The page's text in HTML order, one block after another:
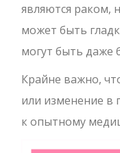
являются раком,
может быть
могут быть даже
Крайне важно,
или изменение в
к опытному